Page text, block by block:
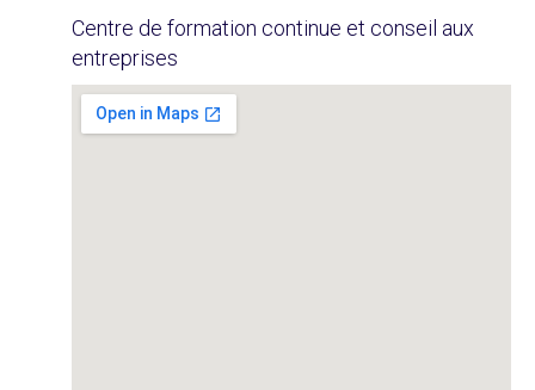
Centre de formation continue et conseil aux
entreprises